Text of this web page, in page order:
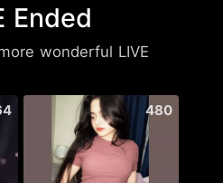
Ended
wonderful LIVE
480